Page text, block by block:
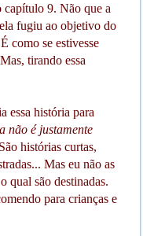
capítulo 9. Não que a
fugiu ao objetivo do
como se estivesse
tirando essa
essa história para
não é justamente
histórias curtas,
Mas eu não as
qual são destinadas.
para crianças e